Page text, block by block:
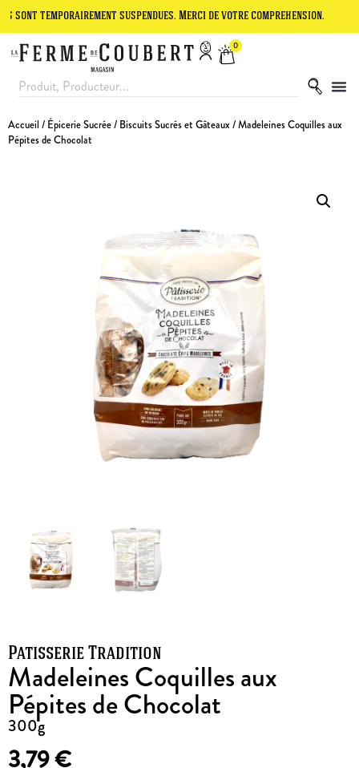
suspendues. Merci de votre compréhension. Le site
0
Accueil / Épicerie Sucrée/ Biscuits Sucrés et Gâteaux / Madeleines Coquilles aux
Pépites de Chocolat
Patisserie Tradition
Madeleines Coquilles aux
Pépites de Chocolat
300g
3,79€